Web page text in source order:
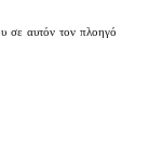
σε αυτόν τον πλοηγό